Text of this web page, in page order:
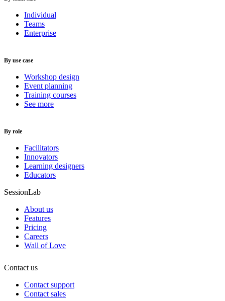
Individual
Teams
Enterprise
By use case
Workshop design
Event planning
Training courses
See more
By role
Facilitators
Innovators
Learning designers
Educators
SessionLab
About us
Features
Pricing
Careers
Wall of Love
Contact us
Contact support
Contact sales